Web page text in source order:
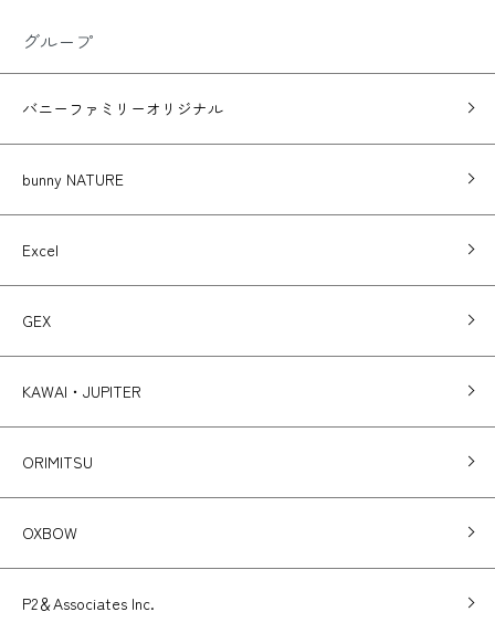
グループ
バニーファミリーオリジナル
bunny NATURE
Excel
GEX
KAWAI・JUPITER
ORIMITSU
OXBOW
P2＆Associates Inc.